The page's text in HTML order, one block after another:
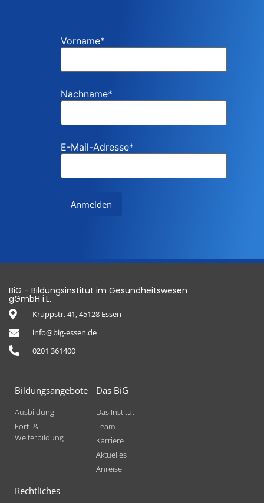
Vorname*
Nachname*
E-Mail-Adresse*
BiG - Bildungsinstitut im Gesundheitswesen
gGmbH i.L.
Kruppstr. 41, 45128 Essen
info@big-essen.de
0201 361400
Bildungsangebote
Ausbildung
Fort- &
Weiterbildung
Das BiG
Das Institut
Team
Karriere
Aktuelles
Anreise
Rechtliches